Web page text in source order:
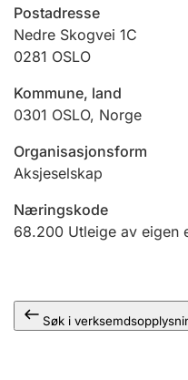
Ektepaktrettleiaren
Postadresse
Nedre Skogvei 1C
0281 OSLO
Kommune, land
0301 OSLO, Norge
Organisasjonsform
Aksjeselskap
Næringskode
68.200 Utleige av eigen
Søk i